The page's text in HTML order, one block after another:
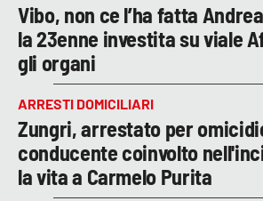
Vibo, non ce l’ha fatta
la 23enne investita su viale
gli organi
ARRESTI DOMICILIARI
Zungri, arrestato per
conducente coinvolto
la vita a Carmelo Purita